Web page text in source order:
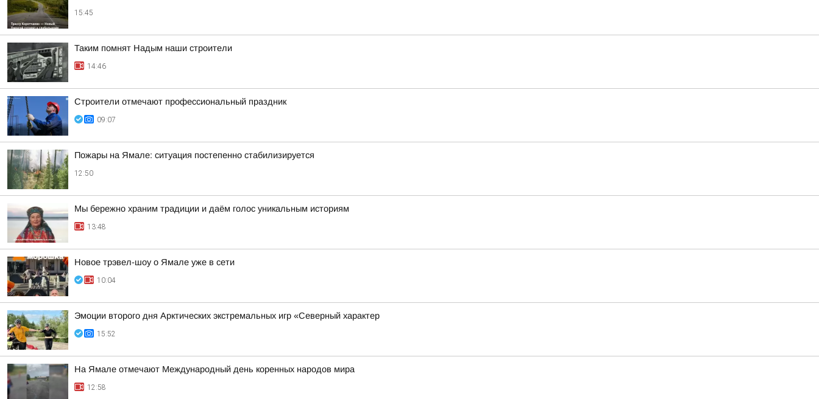
15:45
Таким помнят Надым наши строители
14:46
Строители отмечают профессиональный праздник
09:07
Пожары на Ямале: ситуация постепенно стабилизируется
12:50
Мы бережно храним традиции и даём голос уникальным историям
13:48
Новое трэвел-шоу о Ямале уже в сети
10:04
Эмоции второго дня Арктических экстремальных игр «Северный характер
15:52
На Ямале отмечают Международный день коренных народов мира
12:58